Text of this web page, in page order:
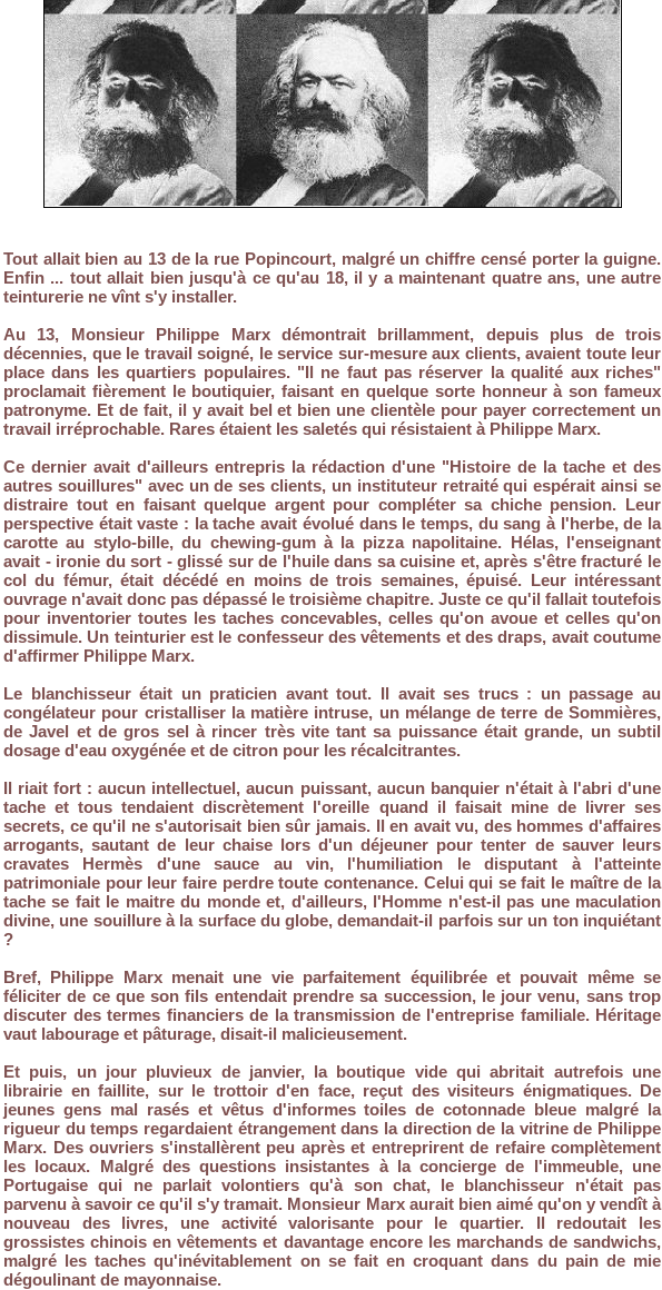
Tout allait bien au 13 de la rue Popincourt, malgré un chiffre censé porter la guigne.
Enfin ... tout allait bien jusqu'à ce qu'au 18, il y a maintenant quatre ans, une autre
teinturerie ne vînt s'y installer.
Au 13, Monsieur Philippe Marx démontrait brillamment, depuis plus de trois
décennies, que le travail soigné, le service sur-mesure aux clients, avaient toute leur
place dans les quartiers populaires. "Il ne faut pas réserver la qualité aux riches"
proclamait fièrement le boutiquier, faisant en quelque sorte honneur à son fameux
patronyme. Et de fait, il y avait bel et bien une clientèle pour payer correctement un
travail irréprochable. Rares étaient les saletés qui résistaient à Philippe Marx.
Ce dernier avait d'ailleurs entrepris la rédaction d'une "Histoire de la tache et des
autres souillures" avec un de ses clients, un instituteur retraité qui espérait ainsi se
distraire tout en faisant quelque argent pour compléter sa chiche pension. Leur
perspective était vaste : la tache avait évolué dans le temps, du sang à l'herbe, de la
carotte au stylo-bille, du chewing-gum à la pizza napolitaine. Hélas, l'enseignant
avait - ironie du sort - glissé sur de l'huile dans sa cuisine et, après s'être fracturé le
col du fémur, était décédé en moins de trois semaines, épuisé. Leur intéressant
ouvrage n'avait donc pas dépassé le troisième chapitre. Juste ce qu'il fallait toutefois
pour inventorier toutes les taches concevables, celles qu'on avoue et celles qu'on
dissimule. Un teinturier est le confesseur des vêtements et des draps, avait coutume
d'affirmer Philippe Marx.
Le blanchisseur était un praticien avant tout. Il avait ses trucs : un passage au
congélateur pour cristalliser la matière intruse, un mélange de terre de Sommières,
de Javel et de gros sel à rincer très vite tant sa puissance était grande, un subtil
dosage d'eau oxygénée et de citron pour les récalcitrantes.
Il riait fort : aucun intellectuel, aucun puissant, aucun banquier n'était à l'abri d'une
tache et tous tendaient discrètement l'oreille quand il faisait mine de livrer ses
secrets, ce qu'il ne s'autorisait bien sûr jamais. Il en avait vu, des hommes d'affaires
arrogants, sautant de leur chaise lors d'un déjeuner pour tenter de sauver leurs
cravates Hermès d'une sauce au vin, l'humiliation le disputant à l'atteinte
patrimoniale pour leur faire perdre toute contenance. Celui qui se fait le maître de la
tache se fait le maitre du monde et, d'ailleurs, l'Homme n'est-il pas une maculation
divine, une souillure à la surface du globe, demandait-il parfois sur un ton inquiétant
?
Bref, Philippe Marx menait une vie parfaitement équilibrée et pouvait même se
féliciter de ce que son fils entendait prendre sa succession, le jour venu, sans trop
discuter des termes financiers de la transmission de l'entreprise familiale. Héritage
vaut labourage et pâturage, disait-il malicieusement.
Et puis, un jour pluvieux de janvier, la boutique vide qui abritait autrefois une
librairie en faillite, sur le trottoir d'en face, reçut des visiteurs énigmatiques. De
jeunes gens mal rasés et vêtus d'informes toiles de cotonnade bleue malgré la
rigueur du temps regardaient étrangement dans la direction de la vitrine de Philippe
Marx. Des ouvriers s'installèrent peu après et entreprirent de refaire complètement
les locaux. Malgré des questions insistantes à la concierge de l'immeuble, une
Portugaise qui ne parlait volontiers qu'à son chat, le blanchisseur n'était pas
parvenu à savoir ce qu'il s'y tramait. Monsieur Marx aurait bien aimé qu'on y vendît à
nouveau des livres, une activité valorisante pour le quartier. Il redoutait les
grossistes chinois en vêtements et davantage encore les marchands de sandwichs,
malgré les taches qu'inévitablement on se fait en croquant dans du pain de mie
dégoulinant de mayonnaise.